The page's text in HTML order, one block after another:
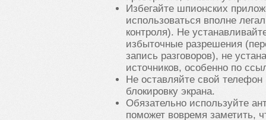
Избегайте шпионских
использоваться вполне
контроля). Не
избыточные разрешения
запись разговоров), не
источников, особенно по
Не оставляйте свой
блокировку экрана.
Обязательно используйте
поможет вовремя заметить,